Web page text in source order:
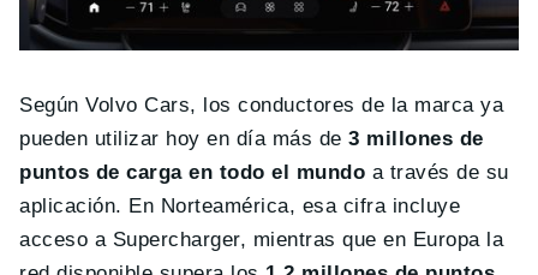
Según Volvo Cars, los conductores de la marca ya
pueden utilizar hoy en día más de3 millones de
puntos de carga en todo el mundo a través de su
aplicación. En Norteamérica, esa cifra incluye
acceso a Supercharger, mientras que en Europa la